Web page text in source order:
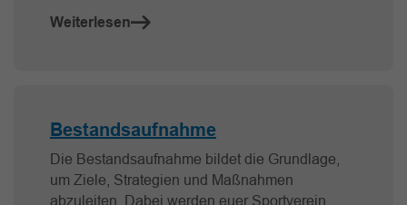
Weiterlesen
Bestandsaufnahme
Die Bestandsaufnahme bildet die Grundlage,
um Ziele, Strategien und Maßnahmen
abzuleiten. Dabei werden euer Sportverein